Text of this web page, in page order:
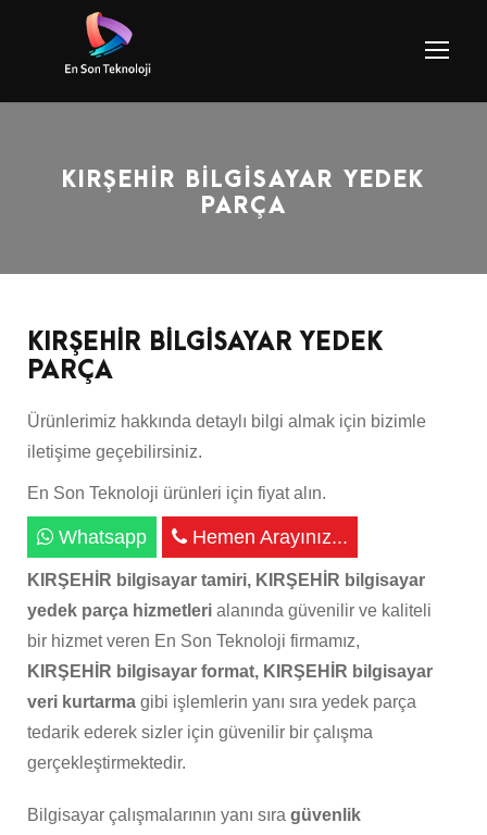
KIRŞEHİR BİLGİSAYAR YEDEK
PARÇA
KIRŞEHİR BİLGİSAYAR YEDEK
PARÇA
Ürünlerimiz hakkında detaylı bilgi almak için bizimle
iletişime geçebilirsiniz.
En Son Teknoloji ürünleri için fiyat alın.
Whatsapp Hemen Arayınız...
KIRŞEHİR bilgisayar tamiri, KIRŞEHİR bilgisayar
yedek parça hizmetleri alanında güvenilir ve kaliteli
bir hizmet veren En Son Teknoloji firmamız,
KIRŞEHİR bilgisayar format, KIRŞEHİR bilgisayar
veri kurtarma gibi işlemlerin yanı sıra yedek parça
tedarik ederek sizler için güvenilir bir çalışma
gerçekleştirmektedir.
Bilgisayar çalışmalarının yanı sıra güvenlik